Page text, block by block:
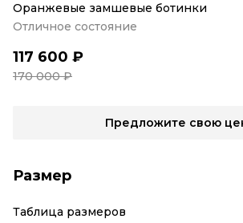
Оранжевые замшевые ботинки
Отличное состояние
117 600 ₽
170 000 ₽
Предложите свою
Размер
Таблица размеров